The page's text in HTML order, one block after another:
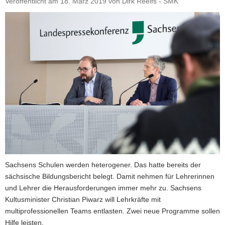
a
n
Sachsens Schulen werden heterogener. Das hatte bereits der
sächsische Bildungsbericht belegt. Damit nehmen für Lehrerinnen
und Lehrer die Herausforderungen immer mehr zu. Sachsens
Kultusminister Christian Piwarz will Lehrkräfte mit
multiprofessionellen Teams entlasten. Zwei neue Programme sollen
Hilfe leisten.